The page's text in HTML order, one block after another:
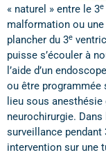
« naturel » entre le 3e
malformation ou
plancher du 3e
puisse s’écouler à
l’aide d’un
ou être programmée
lieu sous
neurochirurgie.
surveillance
intervention sur une